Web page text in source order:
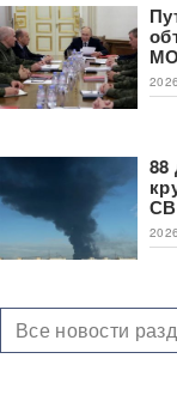
МО
88
Все новости